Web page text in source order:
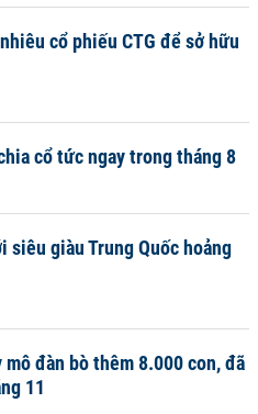
cổ phiếu CTG để sở hữu
cổ tức ngay trong tháng 8
giàu Trung Quốc hoảng
đàn bò thêm 8.000 con, đã
11